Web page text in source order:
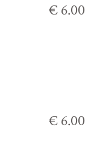
€ 6.00
€ 6.00